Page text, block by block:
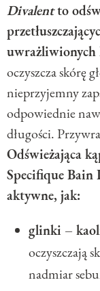
Divalentto
uwrażliwionych
oczyszcza skórę
nieprzyjemny
odpowiednie
długości.
Odświeżająca
Specifique Bain
aktywne, jak:
glinki –
oczyszczają
nadmiar